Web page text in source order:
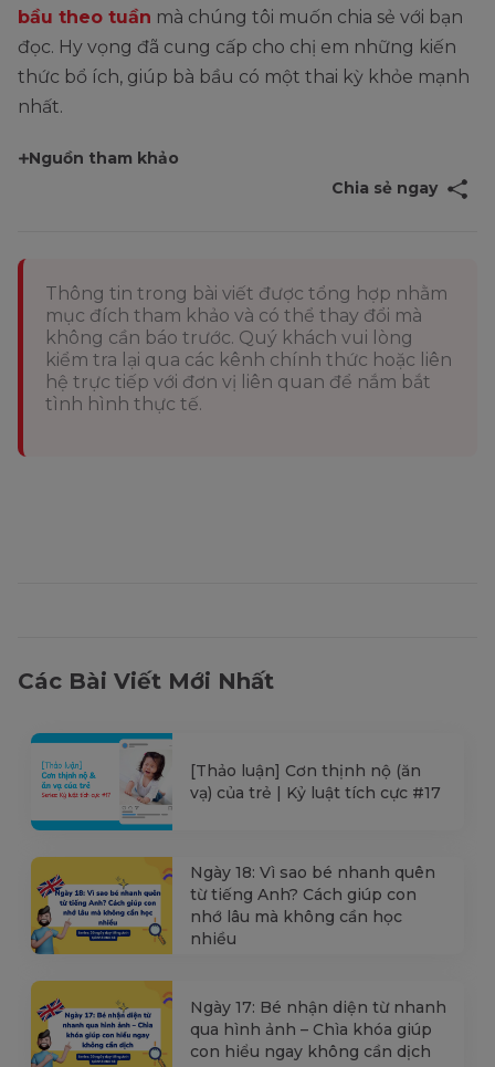
bầu theo tuần mà chúng tôi muốn chia sẻ với bạn
đọc. Hy vọng đã cung cấp cho chị em những kiến
thức bổ ích, giúp bà bầu có một thai kỳ khỏe mạnh
nhất.
Nguồn tham khảo
Chia sẻ ngay
Thông tin trong bài viết được tổng hợp nhằm
mục đích tham khảo và có thể thay đổi mà
không cần báo trước. Quý khách vui lòng
kiểm tra lại qua các kênh chính thức hoặc liên
hệ trực tiếp với đơn vị liên quan để nắm bắt
tình hình thực tế.
Các Bài Viết Mới Nhất
[Thảo luận] Cơn thịnh nộ (ăn
vạ) của trẻ | Kỷ luật tích cực #17
Ngày 18: Vì sao bé nhanh quên
từ tiếng Anh? Cách giúp con
nhớ lâu mà không cần học
nhiều
Ngày 17: Bé nhận diện từ nhanh
qua hình ảnh – Chìa khóa giúp
con hiểu ngay không cần dịch